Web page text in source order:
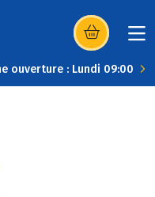
(s’ouvre dans
ouverture : Lundi 09:00